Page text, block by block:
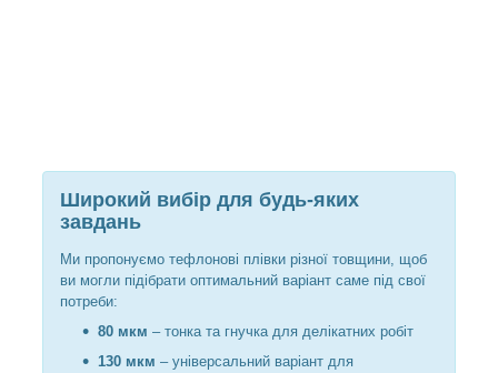
Широкий вибір для будь-яких
завдань
Ми пропонуємо тефлонові плівки різної товщини, щоб
ви могли підібрати оптимальний варіант саме під свої
потреби:
80 мкм – тонка та гнучка для делікатних робіт
130 мкм – універсальний варіант для